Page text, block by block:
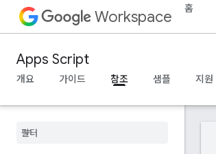
Workspace 홈
Apps Script
개요 가이드 참조 샘플 지원
유틸리티 서비스
데이터 사용성 및 최적화
HTML 콘텐츠
프로젝트 리소스 스크립트